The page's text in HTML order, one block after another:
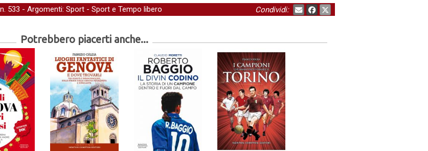
n. 533 - Argomenti: Sport - Sport e Tempo libero Condividi:
Potrebbero piacerti anche...